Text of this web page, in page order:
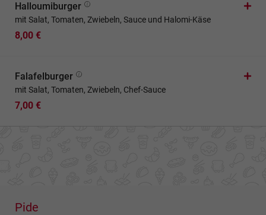
Halloumiburger
mit Salat, Tomaten, Zwiebeln, Sauce und Halomi-Käse
8,00 €
Falafelburger
mit Salat, Tomaten, Zwiebeln, Chef-Sauce
7,00 €
Pide